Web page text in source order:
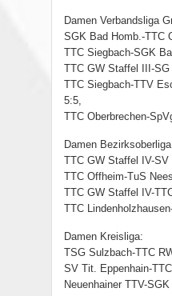
Damen Verbandsliga
SGK Bad Homb.-TTC
TTC Siegbach-SGK
TTC GW Staffel III-SG
TTC Siegbach-TTV
5:5,
TTC Oberbrechen-
Damen
TTC GW Staffel IV-SV
TTC Offheim-TuS
TTC GW Staffel IV-
TTC
Damen Kreisliga:
TSG Sulzbach-TTC
SV Tit. Eppenhain-
Neuenhainer TTV-